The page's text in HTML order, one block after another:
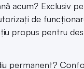
acum? Exclusiv
de
propus pentru
permanent?